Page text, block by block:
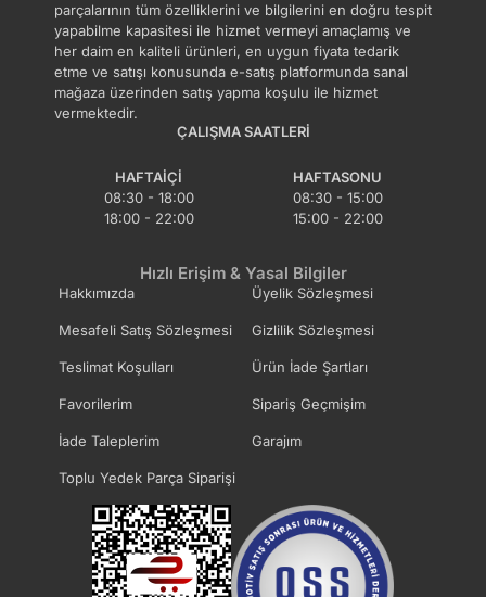
özel teklifler sunulabilmektedir.
14 gün içinde ücretsiz iade. Detaylı bilgi için
tıklayın.
parçalarının tüm özelliklerini ve bilgilerini en doğru tespit
yapabilme kapasitesi ile hizmet vermeyi amaçlamış ve
her daim en kaliteli ürünleri, en uygun fiyata tedarik
etme ve satışı konusunda e-satış platformunda sanal
mağaza üzerinden satış yapma koşulu ile hizmet
vermektedir.
ÇALIŞMA SAATLERI
HAFTAIÇI
08:30 - 18:00
18:00 - 22:00
HAFTASONU
08:30 - 15:00
15:00 - 22:00
Hızlı Erişim & Yasal Bilgiler
Hakkımızda Üyelik Sözleşmesi
Mesafeli Satış Sözleşmesi Gizlilik Sözleşmesi
Teslimat Koşulları Ürün İade Şartları
Favorilerim Sipariş Geçmişim
İade Taleplerim Garajım
Toplu Yedek Parça Siparişi